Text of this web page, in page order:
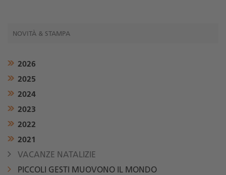
NOVITÀ & STAMPA
2026
2025
2024
2023
2022
2021
VACANZE NATALIZIE
PICCOLI GESTI MUOVONO IL MONDO